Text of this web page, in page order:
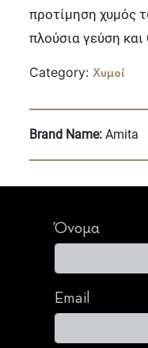
προτίμηση χυμός
πλούσια γεύση
Category:Χυμοί
Brand Name:Amita
Όνομα
Email